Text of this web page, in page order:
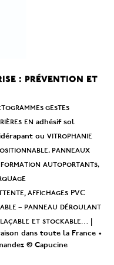
: prévention et
gestes
ères en adhésif sol
ouvitrophanie
panneaux
autoportants
, affichages PVC
– panneau déroulant
et stockable
… |
dans toute la France •
© Capucine